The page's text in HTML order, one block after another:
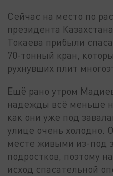
Сейчас на место по
президента
Токаева прибыли
70-тонный кран,
рухнувших плит
Ещё рано утром
надежды всё меньше
как они уже под
улице очень холодно.
месте живыми из-под
подростков, поэтому
исход спасательной